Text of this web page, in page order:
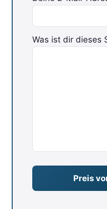
Bitte lasse dieses
Was ist dir dieses